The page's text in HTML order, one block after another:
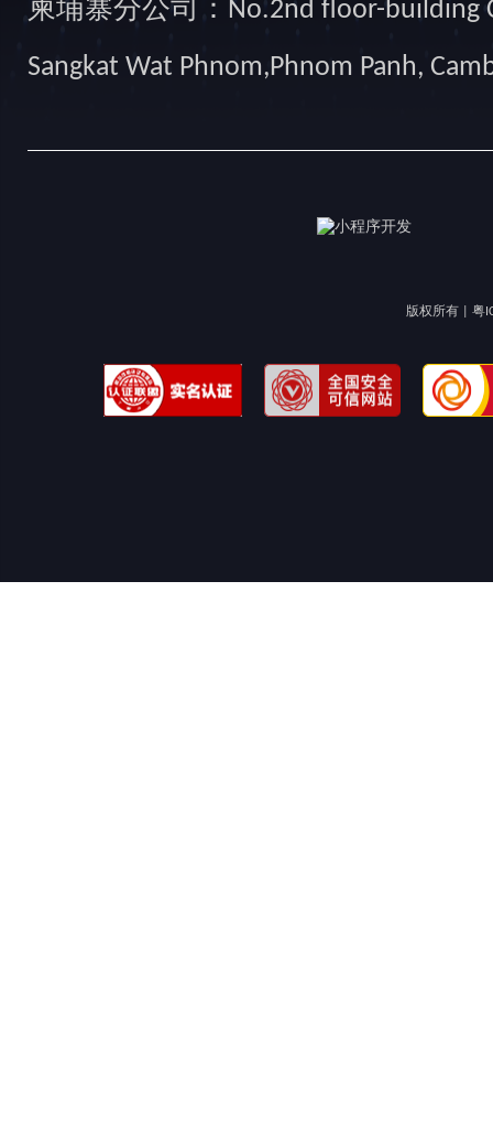
柬埔寨分公司：No.2nd floor-building
Sangkat Wat Phnom,Phnom Panh,
版权所有 | 粤